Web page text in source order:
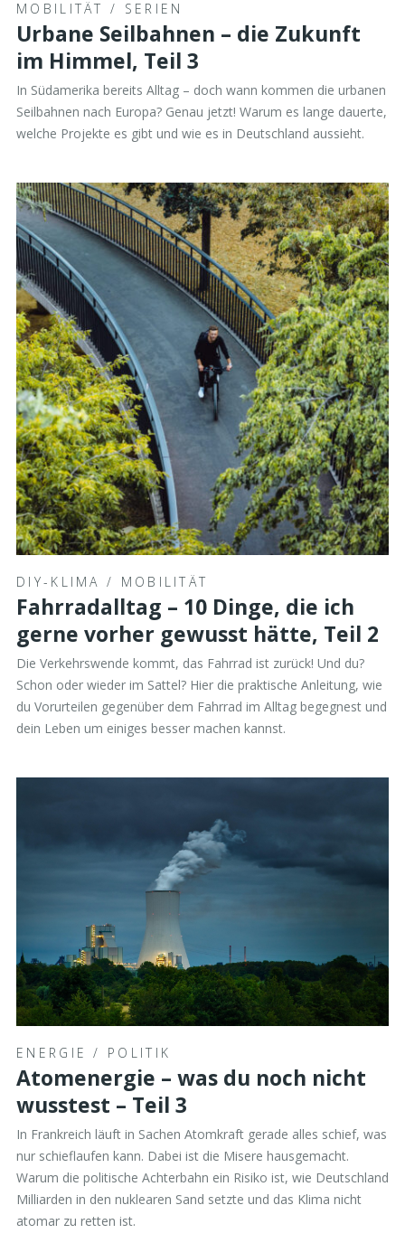
MOBILITÄT / SERIEN
Urbane Seilbahnen – die Zukunft
im Himmel, Teil 3
In Südamerika bereits Alltag – doch wann kommen die urbanen
Seilbahnen nach Europa? Genau jetzt! Warum es lange dauerte,
welche Projekte es gibt und wie es in Deutschland aussieht.
DIY-KLIMA / MOBILITÄT
Fahrradalltag – 10 Dinge, die ich
gerne vorher gewusst hätte, Teil 2
Die Verkehrswende kommt, das Fahrrad ist zurück! Und du?
Schon oder wieder im Sattel? Hier die praktische Anleitung, wie
du Vorurteilen gegenüber dem Fahrrad im Alltag begegnest und
dein Leben um einiges besser machen kannst.
ENERGIE / POLITIK
Atomenergie – was du noch nicht
wusstest – Teil 3
In Frankreich läuft in Sachen Atomkraft gerade alles schief, was
nur schieflaufen kann. Dabei ist die Misere hausgemacht.
Warum die politische Achterbahn ein Risiko ist, wie Deutschland
Milliarden in den nuklearen Sand setzte und das Klima nicht
atomar zu retten ist.